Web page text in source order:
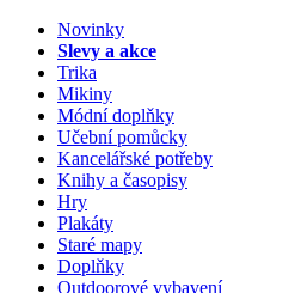
Novinky
Slevy a akce
Trika
Mikiny
Módní doplňky
Učební pomůcky
Kancelářské potřeby
Knihy a časopisy
Hry
Plakáty
Staré mapy
Doplňky
Outdoorové vybavení